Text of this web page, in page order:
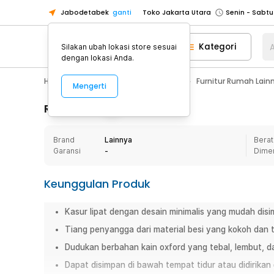
Jabodetabek ganti Toko Jakarta Utara
Toko Tangerang
Toko Cikupa
Pick n Go Jakarta Barat
Senin -
Pick n Go Bekasi
Senin - Jumat
Senin - Jumat
Senin -
Senin -
Toko Tangerang
Pick n Go Jakarta Barat
Senin -
Pick n Go Bekasi
Senin - Jumat
Pick n Go Depok
Senin - Jumat
Kategori
Home Appliance Furnitur Rumah
Rincian Produk
Brand
Lainnya
Garansi
-
Keunggulan Produk
Kasur lipat dengan desain minimalis yang mudah
Tiang penyangga dari material besi yang kokoh dan
Dudukan berbahan kain oxford yang tebal, lembut,
Dapat disimpan di bawah tempat tidur atau didirikan
Silakan ubah lokasi store sesuai
dengan lokasi Anda.
Mengerti